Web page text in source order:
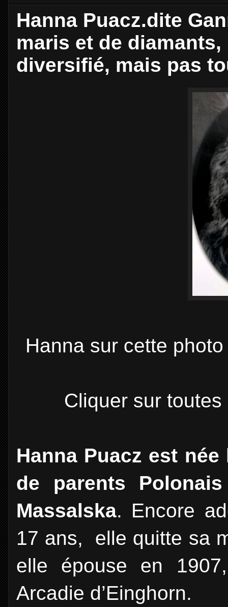
Hanna Puacz.dite
maris et de
diversifié, mais pas
Hanna sur cette
Cliquer sur
Hanna Puacz est
de parents
Massalska. Encore
17 ans, elle quitte sa
elle épouse en
Arcadie d’Einghorn.